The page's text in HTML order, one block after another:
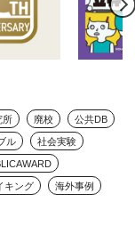
所 廃校 公共DB
ル 社会実験
キング 海外事例